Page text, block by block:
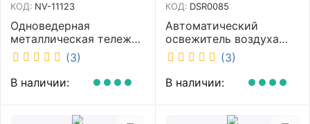
КОД: NV-11123
Одноведерная
металлическая тележка
с отжимом и корзинкой
под химию NV 23 л NV-
11123
(3)
В наличии:
КОД: DSR0085
Автоматический
освежитель воздуха
DISCOVER белый
DSR0085
(3)
В наличии: